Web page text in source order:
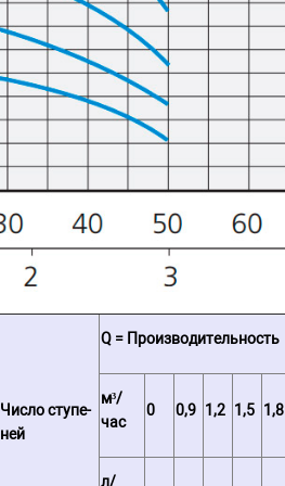
Число ступе­
ней
Q = Производительность
м³/
час
0 0,9 1,2 1,5 1,8
л/